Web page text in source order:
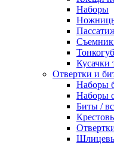
Наборы
Ножницы
Кусачки
Отвертки и
Наборы
Наборы
Биты /